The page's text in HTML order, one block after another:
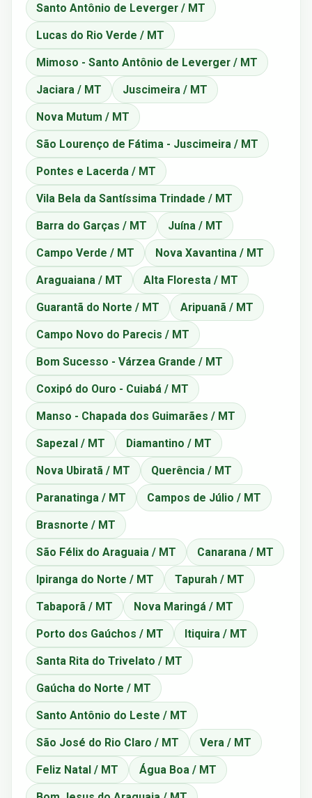
Santo Antônio de Leverger / MT
Lucas do Rio Verde / MT
Mimoso - Santo Antônio de Leverger / MT
Jaciara / MT Juscimeira / MT
Nova Mutum / MT
São Lourenço de Fátima - Juscimeira / MT
Pontes e Lacerda / MT
Vila Bela da Santíssima Trindade / MT
Barra do Garças / MT Juína / MT
Campo Verde / MT Nova Xavantina / MT
Araguaiana / MT Alta Floresta / MT
Guarantã do Norte / MT Aripuanã / MT
Campo Novo do Parecis / MT
Bom Sucesso - Várzea Grande / MT
Coxipó do Ouro - Cuiabá / MT
Manso - Chapada dos Guimarães / MT
Sapezal / MT Diamantino / MT
Nova Ubiratã / MT Querência / MT
Paranatinga / MT Campos de Júlio / MT
Brasnorte / MT
São Félix do Araguaia / MT Canarana / MT
Ipiranga do Norte / MT Tapurah / MT
Tabaporã / MT Nova Maringá / MT
Porto dos Gaúchos / MT Itiquira / MT
Santa Rita do Trivelato / MT
Gaúcha do Norte / MT
Santo Antônio do Leste / MT
São José do Rio Claro / MT Vera / MT
Feliz Natal / MT Água Boa / MT